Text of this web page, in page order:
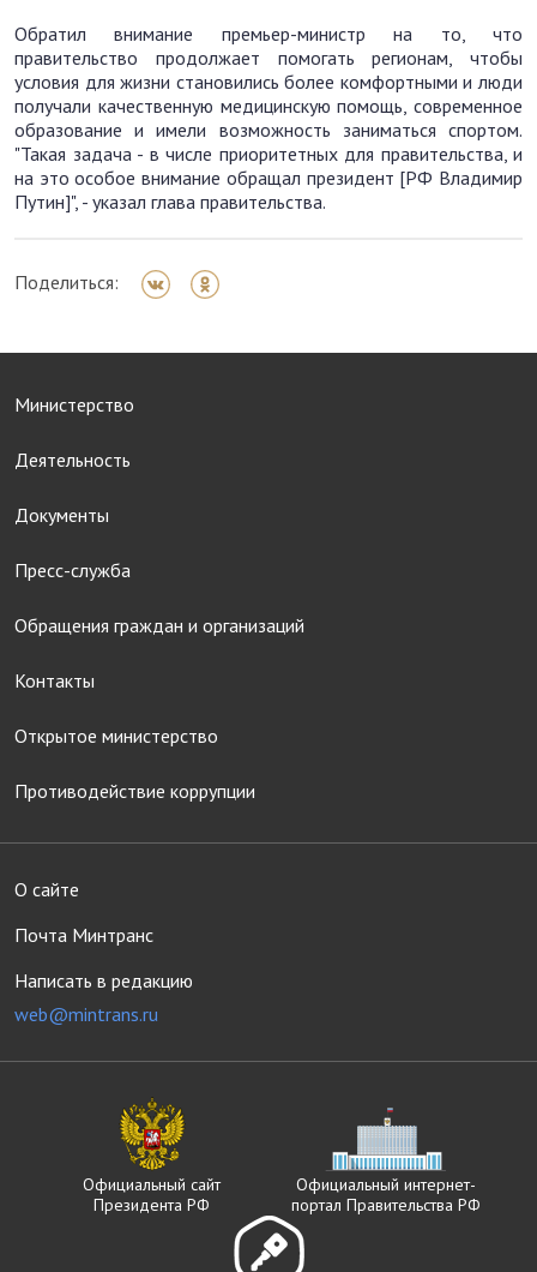
Обратил внимание премьер-министр на то, что
правительство продолжает помогать регионам, чтобы
условия для жизни становились более комфортными и люди
получали качественную медицинскую помощь, современное
образование и имели возможность заниматься спортом.
"Такая задача - в числе приоритетных для правительства, и
на это особое внимание обращал президент [РФ Владимир
Путин]", - указал глава правительства.
Поделиться:
Министерство
Деятельность
Документы
Пресс-служба
Обращения граждан и организаций
Контакты
Открытое министерство
Противодействие коррупции
О сайте
Почта Минтранс
Написать в редакцию
web@mintrans.ru
Официальный сайт
Президента РФ
Официальный интернет-
портал Правительства РФ